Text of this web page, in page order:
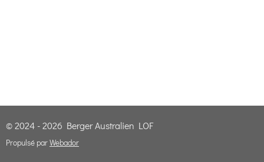
© 2024 - 2026 Berger Australien LOF
Propulsé parWebador